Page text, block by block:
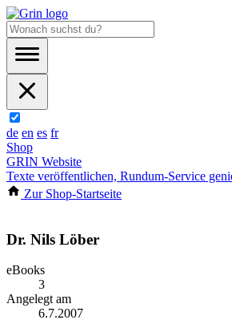
de en es fr
Shop
GRIN Website
Texte veröffentlichen, Rundum-Service
Zur Shop-Startseite
Dr. Nils Löber
eBooks
3
Angelegt am
6.7.2007